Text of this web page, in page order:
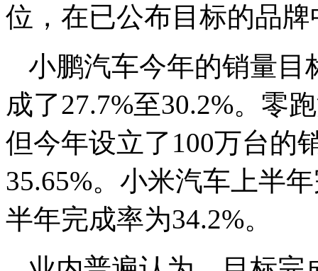
位，在已公布目标的品
小鹏汽车今年的销量目
成了27.7%至30.2%。零
但今年设立了100万台的
35.65%。小米汽车上半
半年完成率为34.2%。